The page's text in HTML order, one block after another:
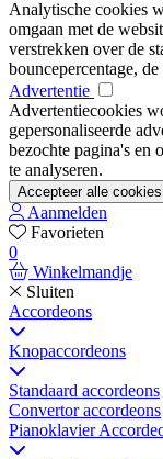
Analytische cookies
omgaan met de
verstrekken over de
bouncepercentage,
Advertentie
Advertentiecookies
gepersonaliseerde
bezochte pagina's en
te analyseren.
Accepteer alle cookies
Aanmelden
Favorieten
0
Winkelmandje
Sluiten
Accordeons
Knopaccordeons
Standaard accordeons
Convertor accordeons
Pianoklavier